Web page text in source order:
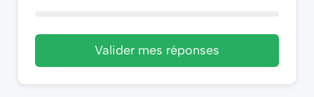
Valider mes réponses